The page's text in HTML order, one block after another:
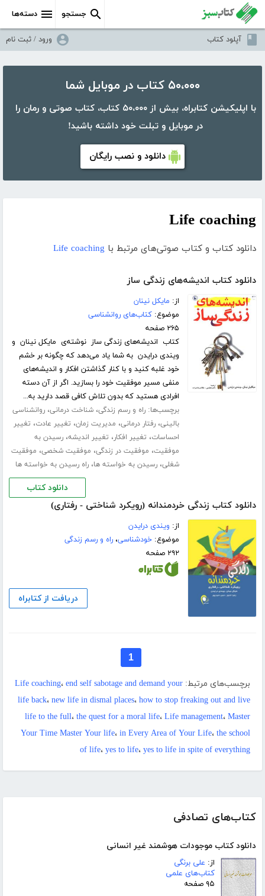
دسته‌ها جستجو
آپلود کتاب ورود / ثبت نام
۵۰،۰۰۰ کتاب در موبایل شما
با اپلیکیشن کتابراه، بیش از ۵۰،۰۰۰ کتاب، کتاب صوتی و رمان را
در موبایل و تبلت خود داشته باشید!
دانلود و نصب رایگان
کتاب‌های تصادفی
دانلود کتاب موجودات هوشمند غیر انسانی
از: علی برنگی
کتاب‌های علمی
۹۵ صفحه
Life coaching
دانلود کتاب و کتاب صوتی‌های مرتبط با Life coaching
دانلود کتاب اندیشه‌هاى زندگى ساز
از: مایکل نینان
موضوع:کتاب‌های روانشناسی
۲۶۵ صفحه
کتاب اندیشه‌هاى زندگى ساز نوشته‌ی مایکل نینان و
ویندی درایدن به شما یاد می‌دهد که چگونه بر خشم
خود غلبه کنید و با کنار گذاشتن افکار و اندیشه‌های
منفی مسیر موفقیت خود را بسازید. اگر از آن دسته
افرادى هستید که بدون تلاش کافى قصد دارید به...
برچسب‌ها:راه و رسم زندگی،شناخت درمانی،روانشناسی
بالینی،رفتار درمانی، مدیریت زمان، تغییر عادت، تغییر
احساسات، تغییر افکار، تغییر اندیشه،رسیدن به
موفقیت، موفقیت در زندگی، موفقیت شخصی، موفقیت
شغلی،رسیدن به خواسته ها،راه رسیدن به خواسته ها
دانلود کتاب
دانلود کتاب زندگی خردمندانه (رویکرد شناختی - رفتاری)
از: ویندی درایدن
موضوع:خودشناسی،راه و رسم زندگی
۲۹۲ صفحه
دریافت از کتابراه
1
برچسب‌های مرتبط: Life coaching، end self sabotage and demand your
life back، new life in dismal places، how to stop freaking out and live
life to the full، the quest for a moral life، Life management، Master
Your Time Master Your life، in Every Area of Your Life، the school
of life، yes to life، yes to life in spite of everything